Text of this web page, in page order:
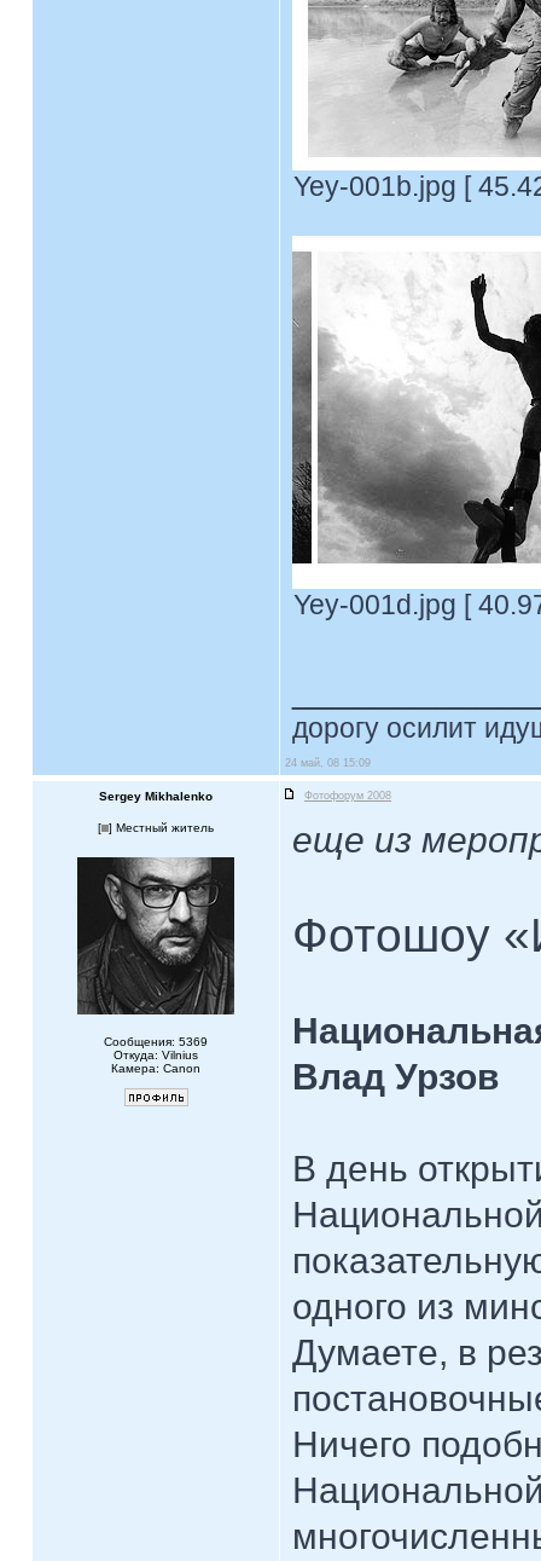
Yey-001b.jpg [
Yey-001d.jpg [
дорогу осилит
24 май, 08 15:09
Sergey Mikhalenko Фотофорум 2008
[ ] Местный житель
Сообщения: 5369
Откуда: Vilnius
Камера: Canon
еще из
Фотошоу
Влад Урзов
В день
одного из
Думаете, в
Ничего